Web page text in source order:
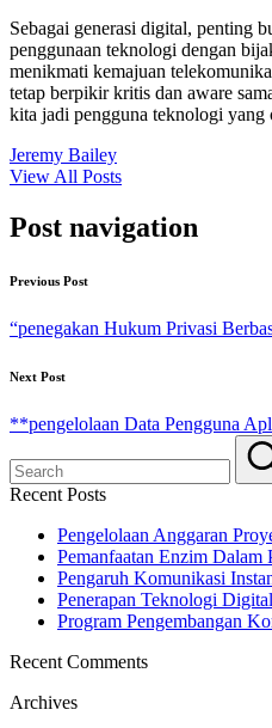
Sebagai generasi digital, penting
penggunaan teknologi dengan
menikmati kemajuan
tetap berpikir kritis dan aware
kita jadi pengguna teknologi yang
Jeremy Bailey
View All Posts
Post navigation
Previous Post
“penegakan Hukum Privasi
Next Post
**pengelolaan Data Pengguna
Recent Posts
Pengelolaan Anggaran
Pemanfaatan Enzim Dalam
Pengaruh Komunikasi
Penerapan Teknologi
Program Pengembangan
Recent Comments
Archives